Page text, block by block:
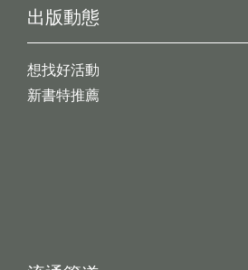
出版動態
想找好活動
新書特推薦